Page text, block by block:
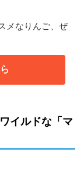
メなりんご、ぜ
イルドな「マ